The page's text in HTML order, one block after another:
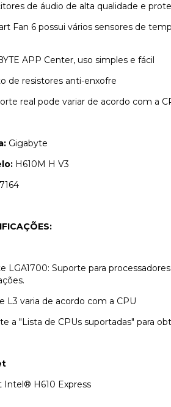
de áudio de alta qualidade e
Fan 6 possui vários sensores de
APP Center, uso simples e fácil
de resistores anti-enxofre
real pode variar de acordo com a
Gigabyte
H610M H V3
7164
LGA1700: Suporte para
L3 varia de acordo com a CPU
a "Lista de CPUs suportadas" para
Intel® H610 Express